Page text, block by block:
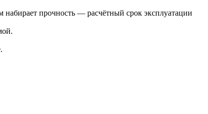
набирает прочность — расчётный срок эксплуатации